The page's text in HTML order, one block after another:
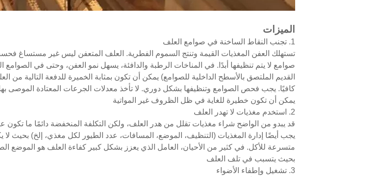
الميزات
1. تجنب النقاط الساخنة في صوامع العلف
تستهلك العفن المغذيات القيمة وتنتج السموم الفطرية. العلف المتعفن ليس غير مستساغ
صوامع لا يتم تنظيفها أبدًا. في المناخات الرطبة والدافئة، يسهل نمو العفن، وحتى في
القديم الملتصق بالأسطح الداخلية للصوامع) يمكن أن تكون بمثابة الخميرة للدفعة التالية
كافيًا. يجب فحص الصوامع وتنظيفها بشكل دوري. لا تأخذ معدلات الجرعات المعتادة الموصى
يمكن أن تكون خطيرة للغاية في ظل الظروف غير المواتية
2. استخدم مغذيات لا تهدر العلف
قد يبدو من الواضح شراء مغذيات تقلل من هدر العلف، ولكن التكلفة المنخفضة دائمًا ما تكون
يجب أيضًا إدارة المغذيات (التنظيف، الموضع، المسافات، عدد الطيور لكل مغذي، إلخ) بحيث
متسرعة للأكل. في كثير من الأحيان، العامل الذي يعزز بشكل كبير كفاءة العلف هو الموضع
بحيث يتسبب في تلف العلف
3. تشغيل وإطفاء الأضواء